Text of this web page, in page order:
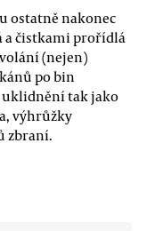
ostatně nakonec
a čistkami prořídlá
(nejen)
po bin
uklidnění tak jako
výhrůžky
zbraní.